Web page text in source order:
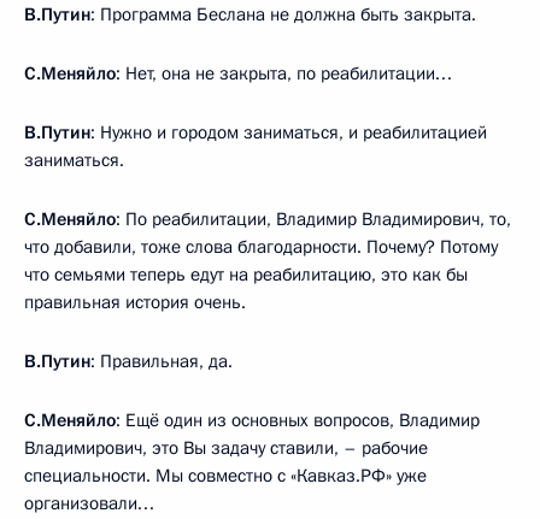
В.Путин: Программа Беслана не должна быть закрыта.
С.Меняйло: Нет, она не закрыта, по реабилитации…
В.Путин: Нужно и городом заниматься, и реабилитацией
заниматься.
С.Меняйло: По реабилитации, Владимир Владимирович, то,
что добавили, тоже слова благодарности. Почему? Потому
что семьями теперь едут на реабилитацию, это как бы
правильная история очень.
В.Путин: Правильная, да.
С.Меняйло: Ещё один из основных вопросов, Владимир
Владимирович, это Вы задачу ставили, – рабочие
специальности. Мы совместно с «Кавказ.РФ» уже
организовали…